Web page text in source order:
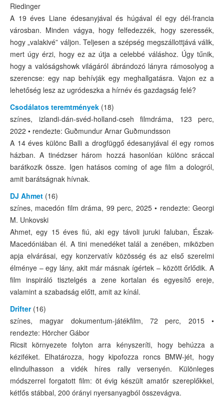
Riedinger
A 19 éves Liane édesanyjával és húgával él egy dél-francia
városban. Minden vágya, hogy felfedezzék, hogy szeressék,
hogy „valakivé” váljon. Teljesen a szépség megszállottjává válik,
mert úgy érzi, hogy ez az útja a celebbé váláshoz. Úgy tűnik,
hogy a valóságshowk világáról ábrándozó lányra rámosolyog a
szerencse: egy nap behívják egy meghallgatásra. Vajon ez a
lehetőség lesz az ugródeszka a hírnév és gazdagság felé?
Csodálatos teremtmények (18)
színes, izlandi-dán-svéd-holland-cseh filmdráma, 123 perc,
2022 • rendezte: Guðmundur Arnar Guðmundsson
A 14 éves különc Balli a drogfüggő édesanyjával él egy romos
házban. A tinédzser három hozzá hasonlóan különc sráccal
barátkozik össze. Igen hatásos coming of age film a dologról,
amit barátságnak hívnak.
DJ Ahmet (16)
színes, macedón film dráma, 99 perc, 2025 • rendezte: Georgi
M. Unkovski
Ahmet, egy 15 éves fiú, aki egy távoli juruki faluban, Észak-
Macedóniában él. A tini menedéket talál a zenében, miközben
apja elvárásai, egy konzervatív közösség és az első szerelmi
élménye – egy lány, akit már másnak ígértek – között őrlődik. A
film inspiráló tisztelgés a zene kortalan és egyesítő ereje,
valamint a szabadság előtt, amit az kínál.
Drifter(16)
színes, magyar dokumentum-játékfilm, 72 perc, 2015 •
rendezte: Hörcher Gábor
Ricsit környezete folyton arra kényszeríti, hogy behúzza a
kéziféket. Elhatározza, hogy kipofozza roncs BMW-jét, hogy
elindulhasson a vidék híres rally versenyén. Különleges
módszerrel forgatott film: öt évig készült amatőr szereplőkkel,
kétfős stábbal, 200 órányi nyersanyagból összevágva.